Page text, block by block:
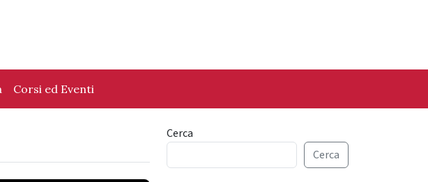
Corsi ed Eventi
Cerca
Cerca